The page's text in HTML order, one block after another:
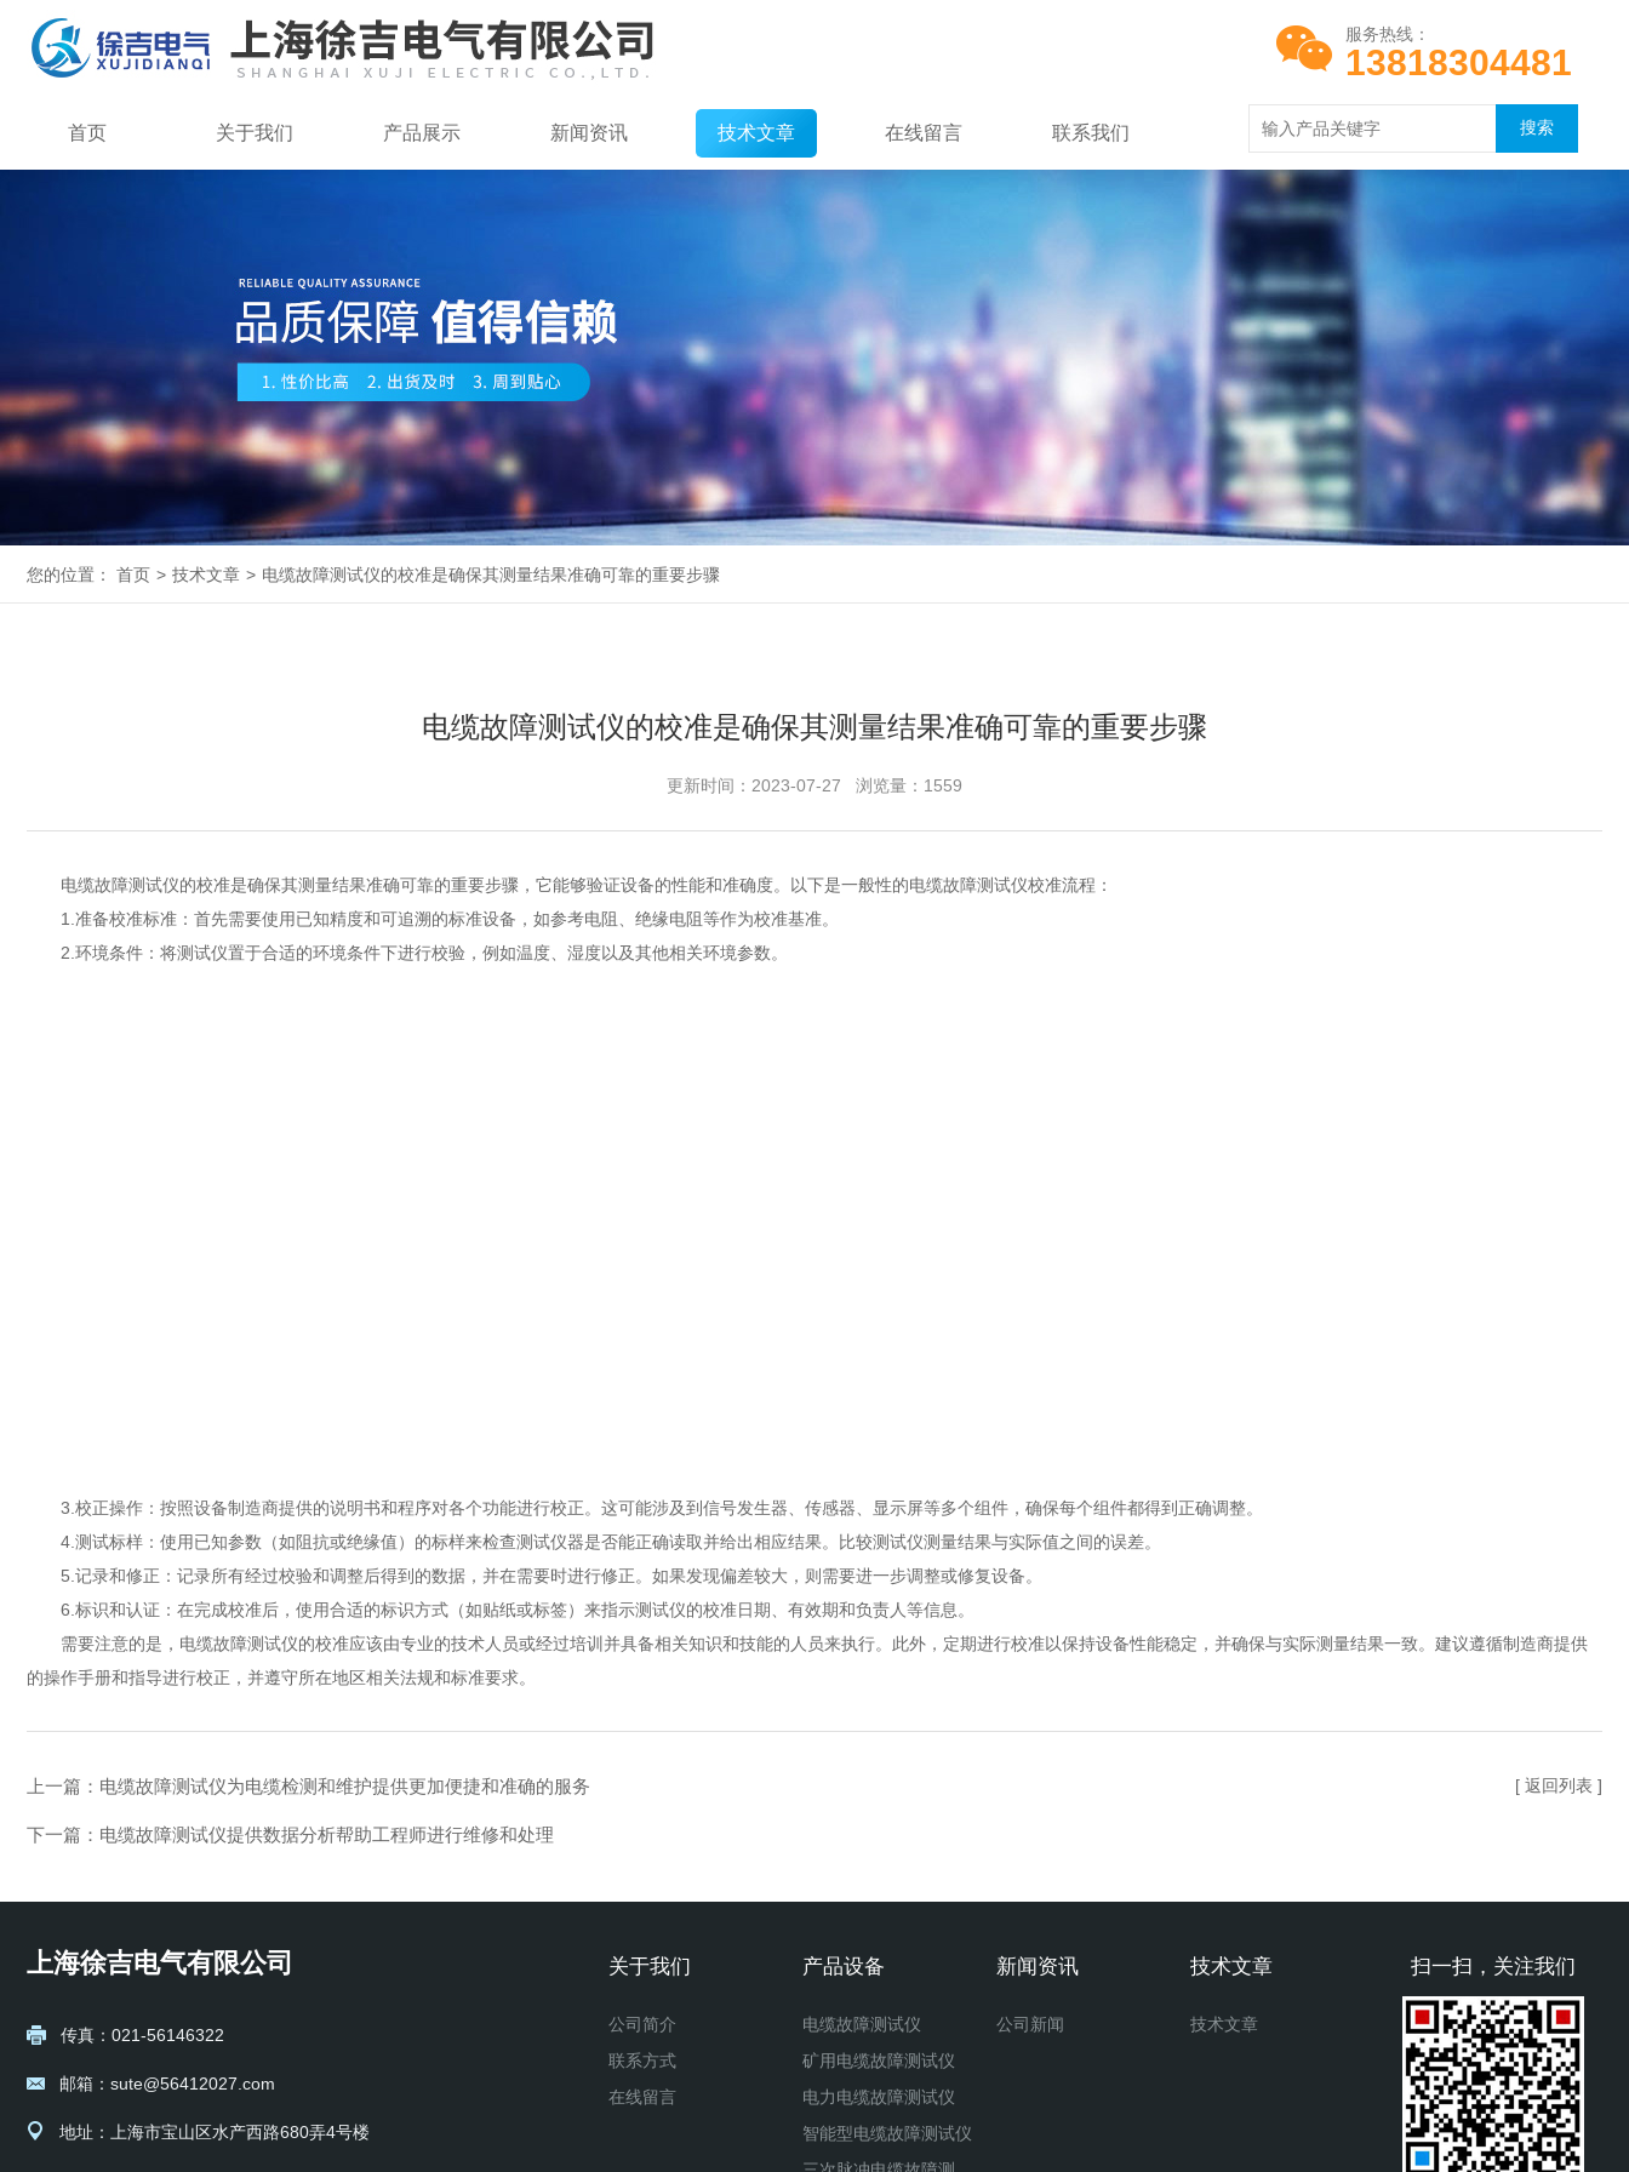
服务热线：
13818304481
首页 关于我们 产品展示 新闻资讯 技术文章 在线留言 联系我们
您的位置： 首页 > 技术文章 > 电缆故障测试仪的校准是确保其测量结果准确可靠的重要步骤
电缆故障测试仪的校准是确保其测量结果准确可靠的重要步骤
更新时间：2023-07-27 浏览量：1559
电缆故障测试仪的校准是确保其测量结果准确可靠的重要步骤，它能够验证设备的性能和准确度。以下是一般性的电缆故障测试仪校准流程：
1.准备校准标准：首先需要使用已知精度和可追溯的标准设备，如参考电阻、绝缘电阻等作为校准基准。
2.环境条件：将测试仪置于合适的环境条件下进行校验，例如温度、湿度以及其他相关环境参数。
3.校正操作：按照设备制造商提供的说明书和程序对各个功能进行校正。这可能涉及到信号发生器、传感器、显示屏等多个组件，确保每个组件都得到正确调整。
4.测试标样：使用已知参数（如阻抗或绝缘值）的标样来检查测试仪器是否能正确读取并给出相应结果。比较测试仪测量结果与实际值之间的误差。
5.记录和修正：记录所有经过校验和调整后得到的数据，并在需要时进行修正。如果发现偏差较大，则需要进一步调整或修复设备。
6.标识和认证：在完成校准后，使用合适的标识方式（如贴纸或标签）来指示测试仪的校准日期、有效期和负责人等信息。
需要注意的是，电缆故障测试仪的校准应该由专业的技术人员或经过培训并具备相关知识和技能的人员来执行。此外，定期进行校准以保持设备性能稳定，并确保与实际测量结果一致。建议遵循制造商提供
的操作手册和指导进行校正，并遵守所在地区相关法规和标准要求。
上一篇： 电缆故障测试仪为电缆检测和维护提供更加便捷和准确的服务
下一篇： 电缆故障测试仪提供数据分析帮助工程师进行维修和处理
[ 返回列表 ]
上海徐吉电气有限公司
传真：021-56146322
邮箱：sute@56412027.com
地址：上海市宝山区水产西路680弄4号楼
扫一扫，关注我们
关于我们
公司简介
联系方式
在线留言
产品设备
电缆故障测试仪
矿用电缆故障测试仪
电力电缆故障测试仪
智能型电缆故障测试仪
新闻资讯
公司新闻
技术文章
技术文章